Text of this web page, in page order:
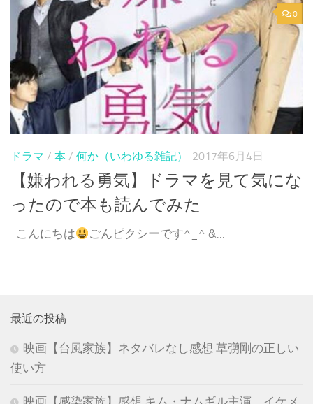
0
ドラマ / 本 / 何か（いわゆる雑記） 2017年6月4日
【嫌われる勇気】ドラマを見て気にな
ったので本も読んでみた
こんにちは ごんピクシーです^_^ &...
最近の投稿
映画【台風家族】ネタバレなし感想 草彅剛の正しい
使い方